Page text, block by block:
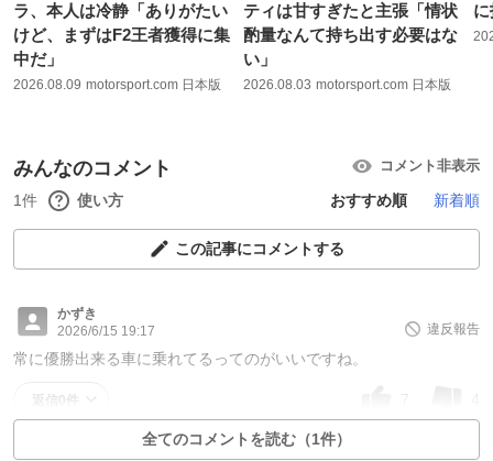
ラ、本人は冷静「ありがたい
けど、まずはF2王者獲得に集
中だ」
2026.08.09 motorsport.com 日本版
ティは甘すぎたと主張「情状
酌量なんて持ち出す必要はな
い」
2026.08.03 motorsport.com 日本版
みんなのコメント コメント非表示
1件 使い方 おすすめ順 新着順
この記事にコメントする
かずき
2026/6/15 19:17
違反報告
常に優勝出来る車に乗れてるってのがいいですね。
返信0件
全てのコメントを読む（1件）